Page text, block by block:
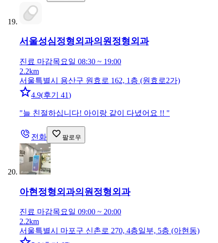
서울성심정형외과의원정형외과
진료 마감목요일 08:30 ~ 19:00
2.2km
서울특별시 용산구 원효로 162, 1층 (원효로2가)
4.9(후기 41)
"늘 친절하십니다! 아이랑 같이 다녔어요 !! "
전화 팔로우
아현정형외과의원 정형외과
진료 마감목요일 09:00 ~ 20:00
2.2km
서울특별시 마포구 신촌로 270, 4층일부, 5층 (아현동)